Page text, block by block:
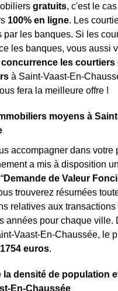
gratuits, c'est le
100% en ligne. Les
par les banques. Si les
les banques, vous aussi
concurrence les courtiers
à Saint-Vaast-En-
fera la meilleure offre !
moyens à
accompagner dans votre
a mis à disposition
Demande de Valeur
trouverez résumées
relatives aux
années pour chaque ville.
Vaast-En-Chaussée, le
1754 euros.
la densité de population
En-Chaussée